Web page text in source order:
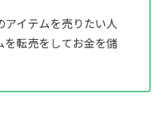
アイテムを売りたい人
を転売をしてお金を儲